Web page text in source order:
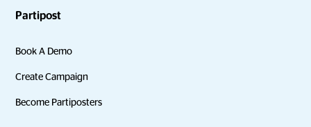
Partipost
Book A Demo
Create Campaign
Become Partiposters